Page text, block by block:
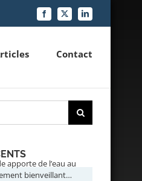
Facebook
X LinkedIn
Contact
apporte de l’eau au
bienveillant…